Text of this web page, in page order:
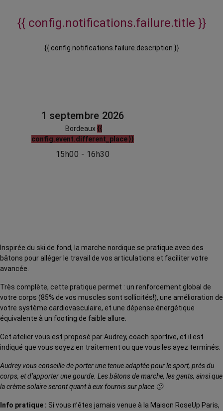
{{ config.notifications.failure.title }}
{{ config.notifications.failure.description }}
1 septembre 2026
Bordeaux {{
config.event.different_place }}
15h00 - 16h30
Inspirée du ski de fond, la marche nordique se pratique avec des
bâtons pour alléger le travail de vos articulations et faciliter votre
avancée.
Très complète, cette pratique permet : un renforcement global de
votre corps (85% de vos muscles sont sollicités!), une amélioration de
votre système cardiovasculaire, et une dépense énergétique
équivalente à un footing de faible allure.
Cet atelier vous est proposé par Audrey, coach sportive, et il est
indiqué que vous soyez en traitement ou que vous les ayez terminés.
Audrey vous conseille de porter une tenue adaptée pour le sport, près du
corps, et d’apporter une gourde. Les bâtons de marche, les gants, ainsi que
la crème solaire seront quant à eux fournis sur place 🙂
Info pratique : Si vous n’êtes jamais venue à la Maison RoseUp Paris,